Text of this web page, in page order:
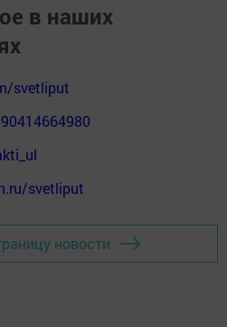
в наших
svetliput
svetliput
новости